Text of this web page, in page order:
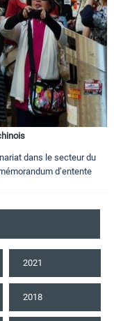
dans le secteur du
d’entente
2021
2018